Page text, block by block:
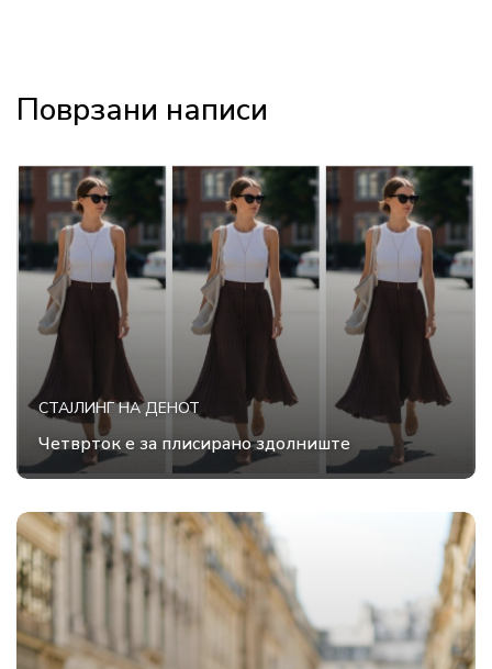
Поврзани написи
СТАЈЛИНГ НА ДЕНОТ
Четврток е за плисирано здолниште